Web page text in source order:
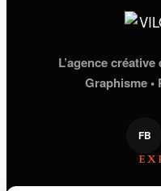
L’agence
Graphisme •
FB